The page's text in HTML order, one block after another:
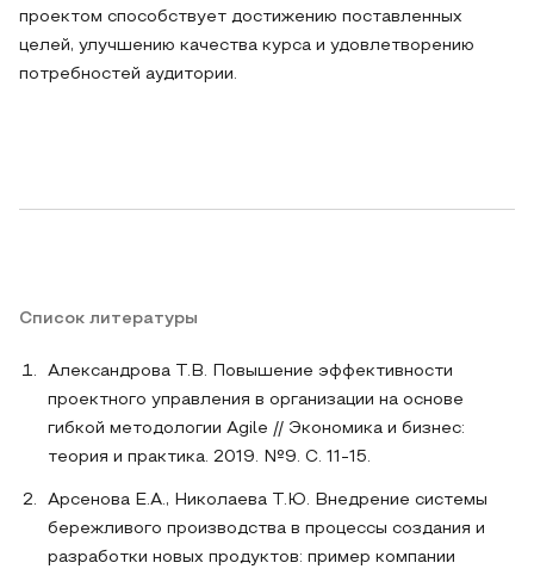
проектом способствует достижению поставленных
целей, улучшению качества курса и удовлетворению
потребностей аудитории.
Список литературы
Александрова Т.В. Повышение эффективности
проектного управления в организации на основе
гибкой методологии Agile // Экономика и бизнес:
теория и практика. 2019. №9. C. 11-15.
Арсенова Е.А., Николаева Т.Ю. Внедрение системы
бережливого производства в процессы создания и
разработки новых продуктов: пример компании